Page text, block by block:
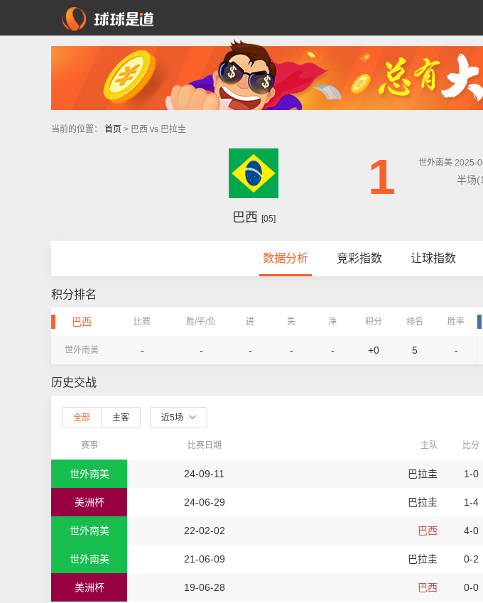
当前的位置： 首页 > 巴西 vs 巴拉圭
巴西 [05]
1 世外南美 2025-
半场
数据分析 竞彩指数 让球指数
积分排名
巴西 比赛 胜/平/负 进 失 净 积分 排名 胜率
世外南美 - - - - - +0 5 -
历史交战
全部 主客 近5场
赛事 比赛日期 主队 比分
世外南美 24-09-11 巴拉圭 1-0
美洲杯 24-06-29 巴拉圭 1-4
世外南美 22-02-02 巴西 4-0
世外南美 21-06-09 巴拉圭 0-2
美洲杯 19-06-28 巴西 0-0